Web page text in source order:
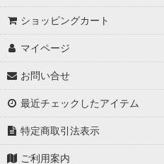
ショッピングカート
マイページ
お問い合せ
最近チェックしたアイテム
特定商取引法表示
ご利用案内